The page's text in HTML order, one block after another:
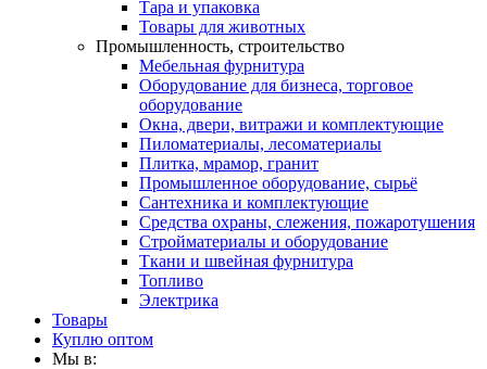
Тара и упаковка
Товары для животных
Промышленность, строительство
Мебельная фурнитура
Оборудование для бизнеса, торговое
оборудование
Окна, двери, витражи и комплектующие
Пиломатериалы, лесоматериалы
Плитка, мрамор, гранит
Промышленное оборудование, сырьё
Сантехника и комплектующие
Средства охраны, слежения, пожаротушения
Стройматериалы и оборудование
Ткани и швейная фурнитура
Топливо
Электрика
Товары
Куплю оптом
Мы в: